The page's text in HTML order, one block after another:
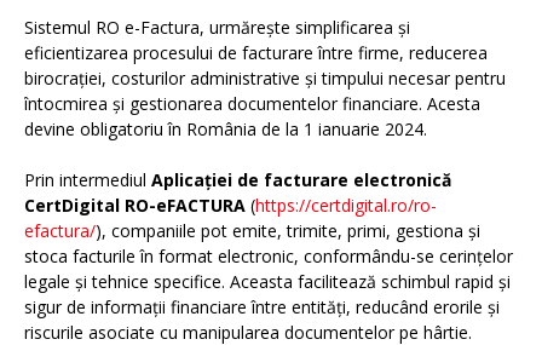
Sistemul RO e-Factura, urmărește simplificarea și
eficientizarea procesului de facturare între firme, reducerea
birocrației, costurilor administrative și timpului necesar pentru
întocmirea și gestionarea documentelor financiare. Acesta
devine obligatoriu în România de la 1 ianuarie 2024.
Prin intermediul Aplicației de facturare electronică
CertDigital RO-eFACTURA (https://certdigital.ro/ro-
efactura/), companiile pot emite, trimite, primi, gestiona și
stoca facturile în format electronic, conformându-se cerințelor
legale și tehnice specifice. Aceasta facilitează schimbul rapid și
sigur de informații financiare între entități, reducând erorile și
riscurile asociate cu manipularea documentelor pe hârtie.